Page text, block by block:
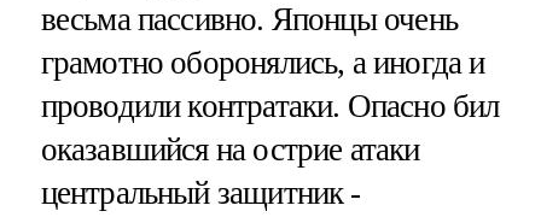
весьма пассивно. Японцы очень
грамотно оборонялись, а иногда и
проводили контратаки. Опасно бил
оказавшийся на острие атаки
центральный защитник -